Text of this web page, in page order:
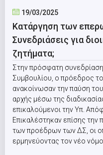
19/03/2025
Κατάργηση των
Συνεδριάσεις για
ζητήματα;
Στην πρόσφατη
Συμβουλίου, ο πρόεδρος
ανακοίνωσαν την παύση
αρχής μέσω της
επικαλούμενοι την Υπ.
Επικαλέστηκαν επίσης την
των προέδρων των ΔΣ, οι
ερμηνεύοντας τον νέο νόμο,